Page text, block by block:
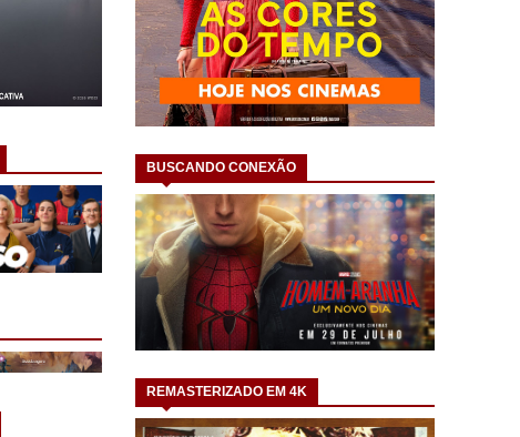
BUSCANDO CONEXÃO
REMASTERIZADO EM 4K